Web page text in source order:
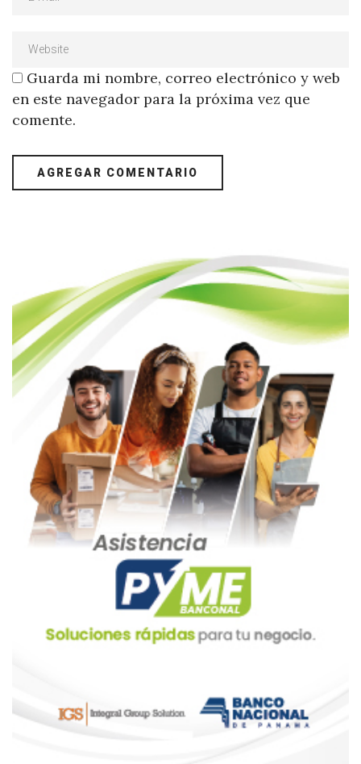
Guarda mi nombre, correo electrónico y web
en este navegador para la próxima vez que
comente.